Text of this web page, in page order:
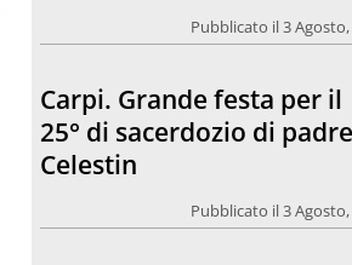
Pubblicato il 3 Agosto,
Carpi. Grande festa per il
25° di sacerdozio di padre
Celestin
Pubblicato il 3 Agosto,